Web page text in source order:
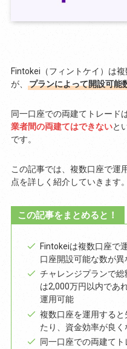
Fintokei（フィントケイ）は
が、
プランによって開設可能
同一口座での両建てトレード
業者間の両建てはできないと
です。
この記事では、複数口座で運
点を詳しく紹介していきます。
この記事をまとめると！
Fintokeiは複数口座で
口座開設可能な数が異
チャレンジプランで
は2,000万円以内であ
運用可能
複数口座を運用する
たり、資金効率が良く
同一口座での両建て